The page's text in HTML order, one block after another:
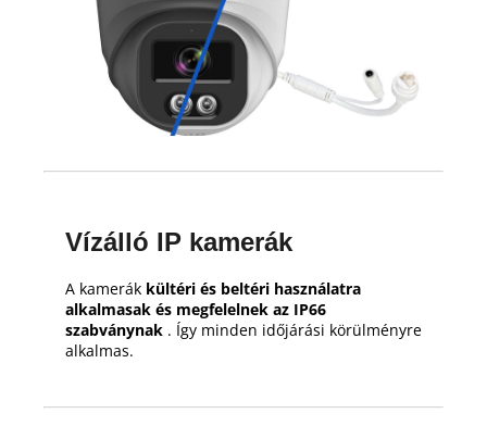
Vízálló IP kamerák
A kamerák kültéri és beltéri használatra
alkalmasak és megfelelnek az IP66
szabványnak . Így minden időjárási körülményre
alkalmas.